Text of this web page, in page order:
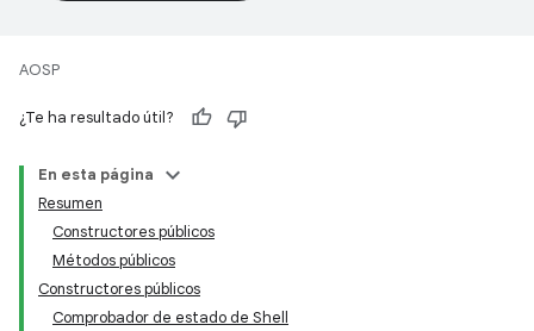
AOSP
¿Te ha resultado útil?
En esta página
Resumen
Constructores públicos
Métodos públicos
Constructores públicos
Comprobador de estado de Shell